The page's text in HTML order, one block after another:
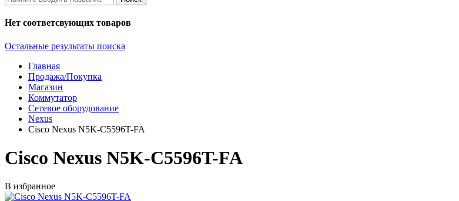
Нет соответсвующих товаров
Остальные результаты поиска
Главная
Продажа/Покупка
Магазин
Коммутатор
Сетевое оборудование
Nexus
Cisco Nexus N5K-C5596T-FA
Cisco Nexus N5K-C5596T-FA
В избранное